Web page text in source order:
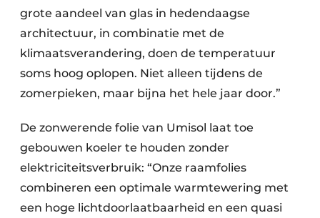
grote aandeel van glas in hedendaagse
architectuur, in combinatie met de
klimaatsverandering, doen de temperatuur
soms hoog oplopen. Niet alleen tijdens de
zomerpieken, maar bijna het hele jaar door.”
De zonwerende folie van Umisol laat toe
gebouwen koeler te houden zonder
elektriciteitsverbruik: “Onze raamfolies
combineren een optimale warmtewering met
een hoge lichtdoorlaatbaarheid en een quasi